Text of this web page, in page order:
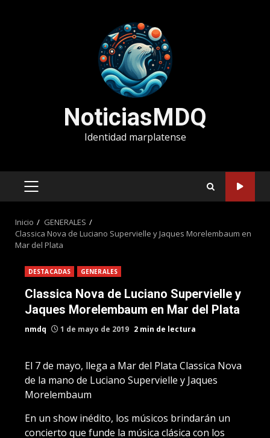
NoticiasMDQ
Identidad marplatense
MENÚ
Inicio
GENERALES
Classica Nova de Luciano Supervielle y Jaques Morelembaum en
Mar del Plata
DESTACADAS GENERALES
Classica Nova de Luciano Supervielle y
Jaques Morelembaum en Mar del Plata
nmdq 1 de mayo de 2019 2 min de lectura
El 7 de mayo, llega a Mar del Plata Classica Nova
de la mano de Luciano Supervielle y Jaques
Morelembaum
En un show inédito, los músicos brindarán un
concierto que funde la música clásica con los